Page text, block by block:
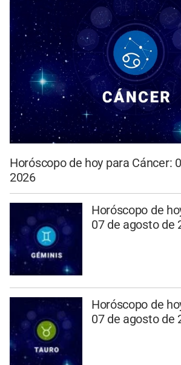
Horóscopo de hoy para Cáncer:
2026
Horóscopo de
07 de agosto de
Horóscopo de
07 de agosto de